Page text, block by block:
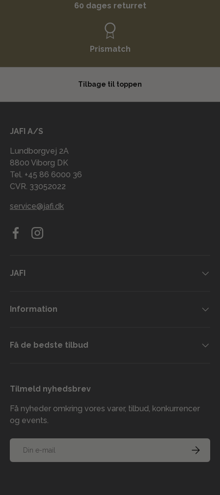
60 dages returret
Prismatch
Tilbage til toppen
JAFI A/S
Lundborgvej 2A
8800 Viborg DK
Tel. +45 86 6000 36
CVR. 33052022
service@jafi.dk
FacebookInstagram
JAFI
Information
Få de bedste tilbud
Tilmeld nyhedsbrev
Få nyheder omkring vores varer, tilbud, konkurrencer
og events.
TILMELD